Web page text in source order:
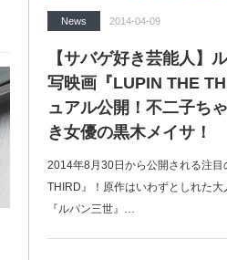
News 2014-04-09
【サバゲ好き芸能人】
写映画『LUPIN THE
ュアル公開！不二子ち
き女優の黒木メイサ！
2014年8月30日から公開される注目
THIRD』！原作はいわずとしれた
『ルパン三世』…